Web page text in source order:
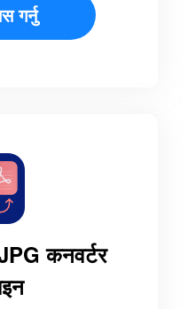
गर्नु
कनवर्टर